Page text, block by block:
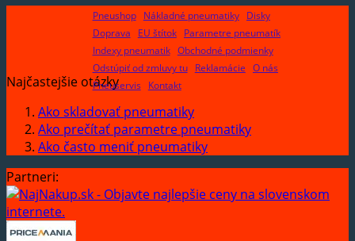
Pneushop Nákladné pneumatiky
Disky
Doprava
EU štítok
Parametre pneumatík
Indexy pneumatik Obchodné podmienky
Odstúpiť od zmluvy tu
Reklamácie O nás
Pneuservis
Kontakt
Najčastejšie otázky
Ako skladovať pneumatiky
Ako prečítať parametre pneumatiky
Ako často meniť pneumatiky
Partneri: